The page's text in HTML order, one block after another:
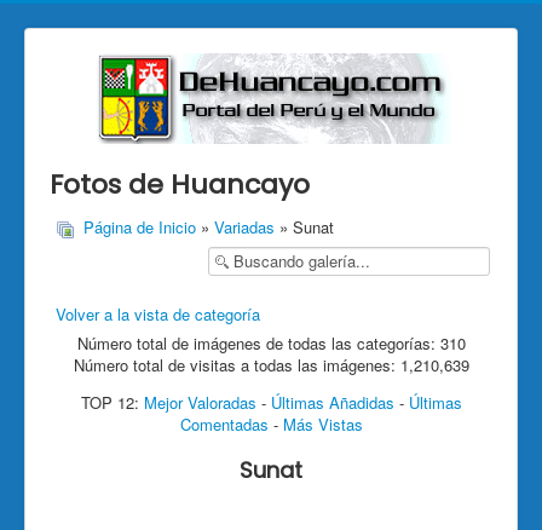
Fotos de Huancayo
Página de Inicio » Variadas » Sunat
Volver a la vista de categoría
Número total de imágenes de todas las categorías: 310
Número total de visitas a todas las imágenes: 1,210,639
TOP 12: Mejor Valoradas - Últimas Añadidas - Últimas
Comentadas - Más Vistas
Sunat